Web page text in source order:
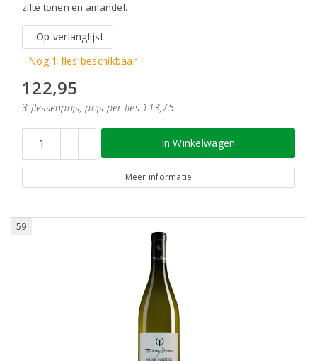
zilte tonen en amandel.
Op verlanglijst
Nog 1 fles beschikbaar
122,95
3 flessenprijs, prijs per fles 113,75
In Winkelwagen
Meer informatie
59